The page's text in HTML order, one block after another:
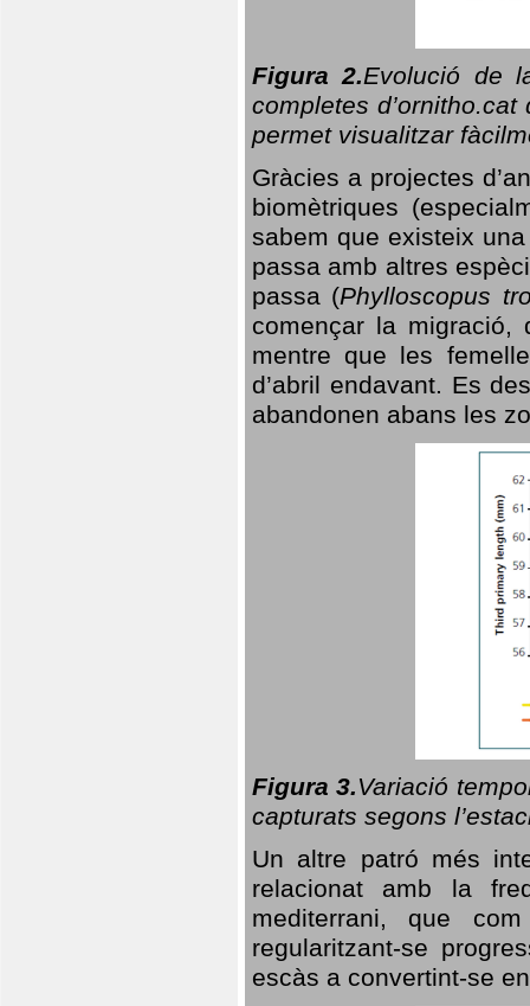
Figura 2.Evolució de
completes
permet visualitzar
Gràcies a projectes
biomètriques
sabem que existeix
passa amb altres
passa (Phylloscopus
començar la migració,
mentre que les
d’abril endavant. Es
abandonen abans les
Figura 3.Variació
capturats segons
Un altre patró més
relacionat amb la
mediterrani, que
regularitzant-se
escàs a convertint-se